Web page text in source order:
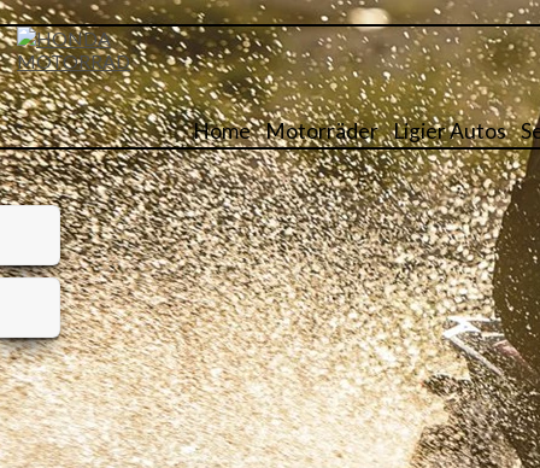
Home Motorräder Ligier Autos